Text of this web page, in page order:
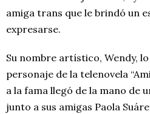
amiga trans que le brindó un
expresarse.
Su nombre artístico, Wendy,
personaje de la telenovela
a la fama llegó de la mano de
junto a sus amigas Paola